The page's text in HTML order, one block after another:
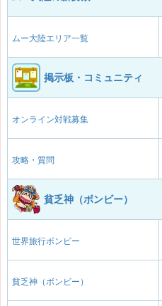
ムー大陸エリア一覧
掲示板・コミュニティ
オンライン対戦募集
攻略・質問
貧乏神（ボンビー）
世界旅行ボンビー
貧乏神（ボンビー）